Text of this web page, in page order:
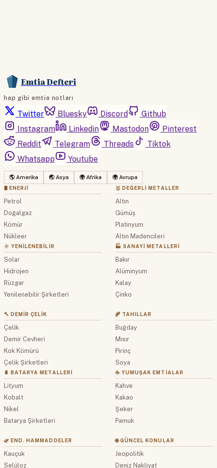
Emtia Defteri
hap gibi emtia notları
Twitter Bluesky Discord
Github
Instagram
Linkedin Mastodon
Pinterest
Reddit
Telegram Threads
Tiktok
Whatsapp
Youtube
🌎 Amerika 🌏 Asya 🌍 Afrika 🌍 Avrupa
🛢 ENERJI
Petrol
Doğalgaz
Kömür
Nükleer
☀️ YENILENEBILIR
Solar
Hidrojen
Rüzgar
Yenilenebilir Şirketleri
🥇 DEĞERLI METALLER
Altın
Gümüş
Platinyum
Altın Madencileri
🏭 SANAYI METALLERI
Bakır
Alüminyum
Kalay
Çinko
🔨 DEMIR ÇELIK
Çelik
Demir Cevheri
Kok Kömürü
Çelik Şirketleri
🔋 BATARYA METALLERI
Lityum
Kobalt
Nikel
Batarya Şirketleri
🌾 TAHILLAR
Buğday
Mısır
Pirinç
Soya
☕ YUMUŞAK EMTIALAR
Kahve
Kakao
Şeker
Pamuk
🌿 END. HAMMADDELER
Kauçuk
Selüloz
🌐 GÜNCEL KONULAR
Jeopolitik
Deniz Nakliyat